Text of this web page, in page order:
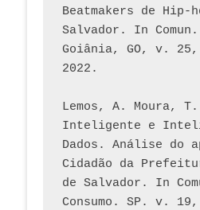
Beatmakers de Hip-
Salvador. In
Goiânia, GO, v.
2022.
Lemos, A. Moura,
Inteligente e
Dados. Análise do
Cidadão da
de Salvador. In
Consumo. SP. v.